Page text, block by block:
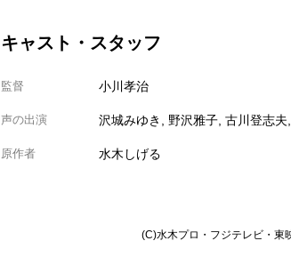
キャスト・スタッフ
監督 小川孝治
声の出演 沢城みゆき, 野沢雅子, 古川登志夫
原作者 水木しげる
(C)水木プロ・フジテレビ・東